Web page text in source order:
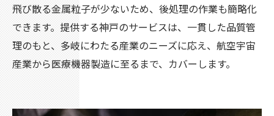
飛び散る金属粒子が少ないため、後処理の作業も簡略化
できます。提供する神戸のサービスは、一貫した品質管
理のもと、多岐にわたる産業のニーズに応え、航空宇宙
産業から医療機器製造に至るまで、カバーします。